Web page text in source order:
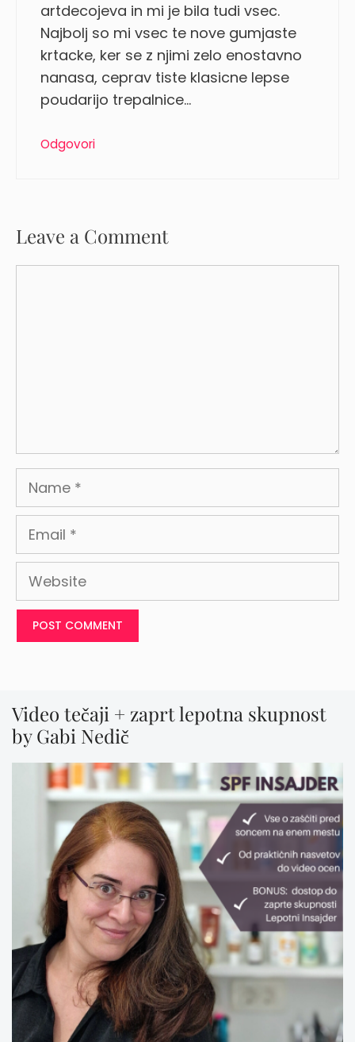
artdecojeva in mi je bila tudi vsec.
Najbolj so mi vsec te nove gumjaste
krtacke, ker se z njimi zelo enostavno
nanasa, ceprav tiste klasicne lepse
poudarijo trepalnice…
Odgovori
Leave a Comment
Name
Email
Website
Video tečaji + zaprt lepotna skupnost
by Gabi Nedič